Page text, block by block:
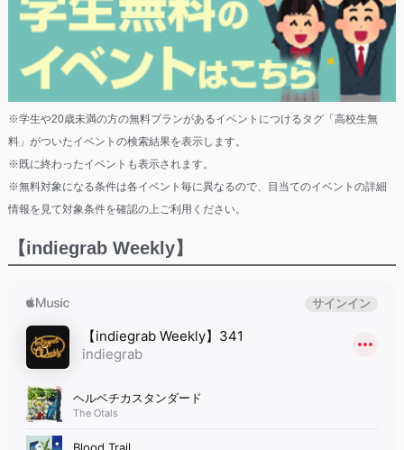
※学生や20歳未満の方の無料プランがあるイベントにつけるタグ「高校生無
料」がついたイベントの検索結果を表示します。
※既に終わったイベントも表示されます。
※無料対象になる条件は各イベント毎に異なるので、目当てのイベントの詳細
情報を見て対象条件を確認の上ご利用ください。
【indiegrab Weekly】